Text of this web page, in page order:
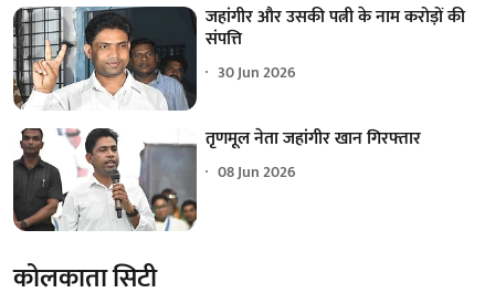
जहांगीर और उसकी पत्नी के नाम करोड़ों की
संपत्ति
30 Jun 2026
तृणमूल नेता जहांगीर खान गिरफ्तार
08 Jun 2026
कोलकाता सिटी